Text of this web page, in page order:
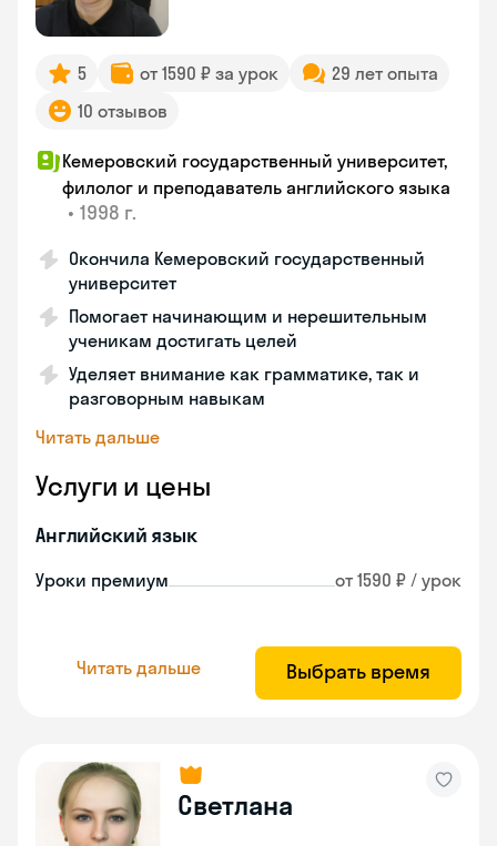
5 от 1590 ₽ за урок
29 лет опыта
10 отзывов
Кемеровский государственный университет,
филолог и преподаватель английского языка
• 1998 г.
Окончила Кемеровский государственный
университет
Помогает начинающим и нерешительным
ученикам достигать целей
Уделяет внимание как грамматике, так и
разговорным навыкам
Читать дальше
Услуги и цены
Английский язык
Уроки премиум от 1590 ₽ / урок
Читать дальше Выбрать время
Светлана